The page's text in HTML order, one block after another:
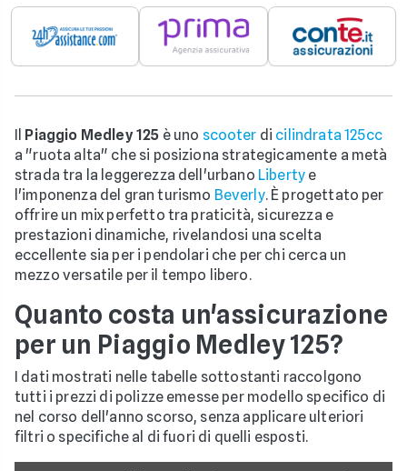
Il Piaggio Medley 125 è uno scooter di cilindrata 125cc
a "ruota alta" che si posiziona strategicamente a metà
strada tra la leggerezza dell'urbano Liberty e
l'imponenza del gran turismo Beverly. È progettato per
offrire un mix perfetto tra praticità, sicurezza e
prestazioni dinamiche, rivelandosi una scelta
eccellente sia per i pendolari che per chi cerca un
mezzo versatile per il tempo libero.
Quanto costa un'assicurazione
per un Piaggio Medley 125?
I dati mostrati nelle tabelle sottostanti raccolgono
tutti i prezzi di polizze emesse per modello specifico di
nel corso dell'anno scorso, senza applicare ulteriori
filtri o specifiche al di fuori di quelli esposti.